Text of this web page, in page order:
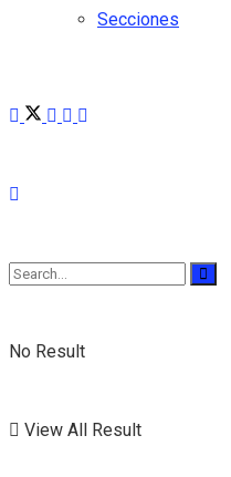
Secciones
No Result
View All Result